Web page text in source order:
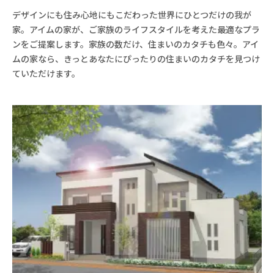
デザインにも住み心地にもこだわった世界にひとつだけの我が
家。アイムの家が、ご家族のライフスタイルを考えた最適なプラ
ンをご提案します。家族の数だけ、住まいのカタチも色々。アイ
ムの家なら、きっとあなたにぴったりの住まいのカタチを見つけ
ていただけます。